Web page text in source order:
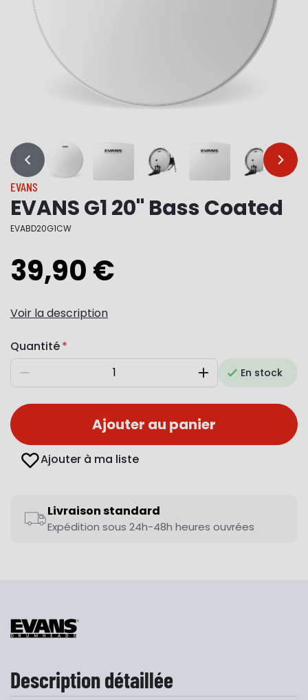
… …
EVANS
EVANS G1 20" Bass Coated
EVABD20G1CW
39,90 €
Voir la description
Quantité
Diminuer AugmenterEn stock
Ajouter au panier
Ajouter à ma liste
Livraison standard
Expédition sous 24h-48h heures ouvrées
Description détaillée